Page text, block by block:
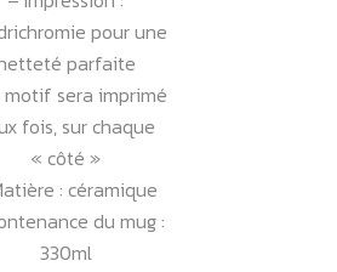
pour une
parfaite
motif sera imprimé
fois, sur chaque
« côté »
: céramique
du mug :
330ml